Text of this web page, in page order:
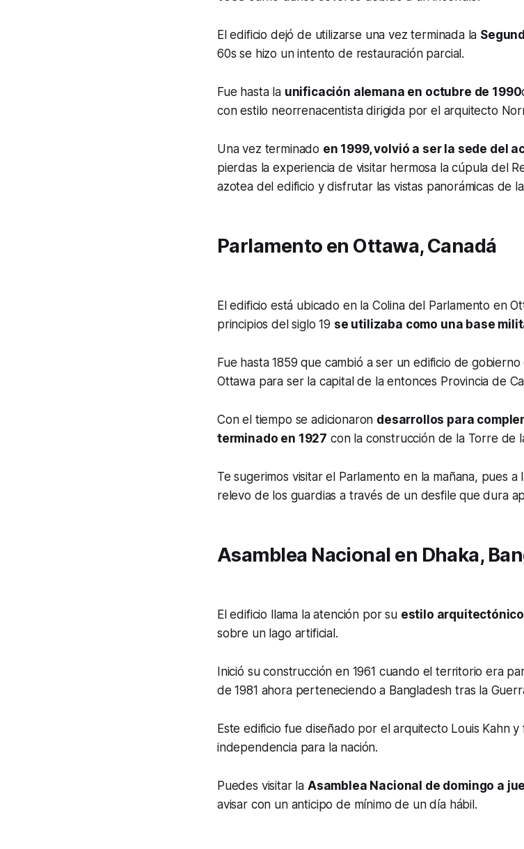
El edificio dejó de utilizarse una vez terminada la
60s se hizo un intento de restauración parcial.
Fue hasta la unificación alemana en octubre de 1990
con estilo neorrenacentista dirigida por el arquitecto
Una vez terminado en 1999, volvió a ser la sede del
pierdas la experiencia de visitar hermosa la cúpula del
azotea del edificio y disfrutar las vistas panorámicas de
Parlamento en Ottawa, Canadá
El edificio está ubicado en la Colina del Parlamento en
principios del siglo 19 se utilizaba como una base
Fue hasta 1859 que cambió a ser un edificio de
Ottawa para ser la capital de la entonces Provincia de
Con el tiempo se adicionaron desarrollos para
terminado en 1927 con la construcción de la Torre de
Te sugerimos visitar el Parlamento en la mañana, pues a
relevo de los guardias a través de un desfile que dura
Asamblea Nacional en Dhaka,
El edificio llama la atención por su estilo
sobre un lago artificial.
Inició su construcción en 1961 cuando el territorio era
de 1981 ahora perteneciendo a Bangladesh tras la
Este edificio fue diseñado por el arquitecto Louis Kahn
independencia para la nación.
Puedes visitar la Asamblea Nacional de domingo a
avisar con un anticipo de mínimo de un día hábil.